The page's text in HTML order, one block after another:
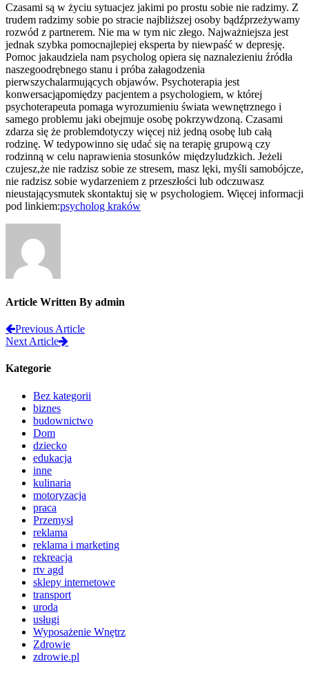
Czasami są w życiu sytuacjez jakimi po prostu sobie nie radzimy. Z
trudem radzimy sobie po stracie najbliższej osoby bądźprzeżywamy
rozwód z partnerem. Nie ma w tym nic złego. Najważniejsza jest
jednak szybka pomocnajlepiej eksperta by niewpaść w depresję.
Pomoc jakaudziela nam psycholog opiera się naznalezieniu źródła
naszegoodrębnego stanu i próba załagodzenia
pierwszychalarmujących objawów. Psychoterapia jest
konwersacjąpomiędzy pacjentem a psychologiem, w której
psychoterapeuta pomaga wyrozumieniu świata wewnętrznego i
samego problemu jaki obejmuje osobę pokrzywdzoną. Czasami
zdarza się że problemdotyczy więcej niż jedną osobę lub całą
rodzinę. W tedypowinno się udać się na terapię grupową czy
rodzinną w celu naprawienia stosunków międzyludzkich. Jeżeli
czujesz,że nie radzisz sobie ze stresem, masz lęki, myśli samobójcze,
nie radzisz sobie wydarzeniem z przeszłości lub odczuwasz
nieustającysmutek skontaktuj się w psychologiem. Więcej informacji
pod linkiem:psycholog kraków
Article Written By admin
Previous Article
Next Article
Kategorie
Bez kategorii
biznes
budownictwo
Dom
dziecko
edukacja
inne
kulinaria
motoryzacja
praca
Przemysł
reklama
reklama i marketing
rekreacja
rtv agd
sklepy internetowe
transport
uroda
usługi
Wyposażenie Wnętrz
Zdrowie
zdrowie.pl